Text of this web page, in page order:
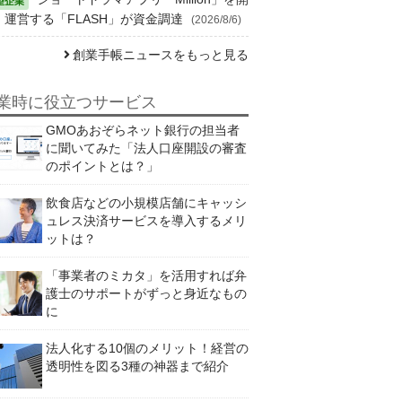
運営する「FLASH」が資金調達
(2026/8/6)
創業手帳ニュースをもっと見る
時に役立つサービス
GMOあおぞらネット銀行の担当者
に聞いてみた「法人口座開設の審査
のポイントとは？」
飲食店などの小規模店舗にキャッシ
ュレス決済サービスを導入するメリ
ットは？
「事業者のミカタ」を活用すれば弁
護士のサポートがずっと身近なもの
に
法人化する10個のメリット！経営の
透明性を図る3種の神器まで紹介